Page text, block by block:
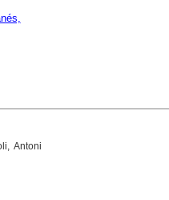
Antoni